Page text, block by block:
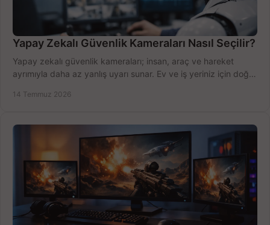
Yapay Zekalı Güvenlik Kameraları Nasıl Seçilir?
Yapay zekalı güvenlik kameraları; insan, araç ve hareket
ayrımıyla daha az yanlış uyarı sunar. Ev ve iş yeriniz için doğru
14 Temmuz 2026